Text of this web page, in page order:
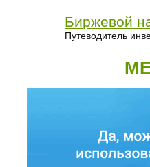
Биржевой
Путеводитель